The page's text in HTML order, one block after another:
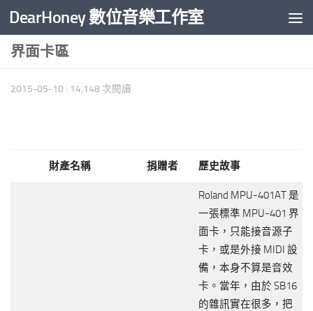
Skip to content
DearHoney 數位音樂工作室
界面卡區
2015-05-10 · 14,148 次閱讀
財產名稱 捐贈者 歷史故事
Roland MPU-401AT 是
一張標準 MPU-401 界
面卡，只能接音源子
卡，或是外接 MIDI 設
備，本身不算是音效
卡。當年，由於 SB16
的雜訊實在很多，把